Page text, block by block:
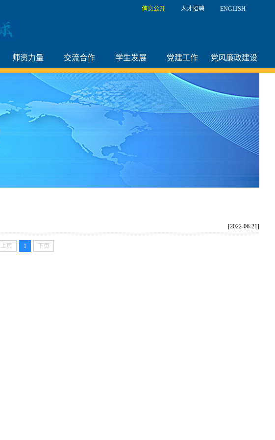
ENGLISH
人才招聘
信息公开
师资力量 交流合作 学生发展 党建工作 党风廉政建设
[2022-06-21]
上页 1 下页